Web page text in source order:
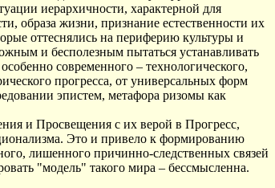
иерархичности, характерной для
образа жизни, признание естественности их
оттеснялись на периферию культуры и
и бесполезным пытаться устанавливать
современного – технологического,
прогресса, от универсальных форм
эпистем, метафора ризомы как
и Просвещения с их верой в Прогресс,
Это и привело к формированию
лишенного причинно-следственных связей
"модель" такого мира – бессмысленна.